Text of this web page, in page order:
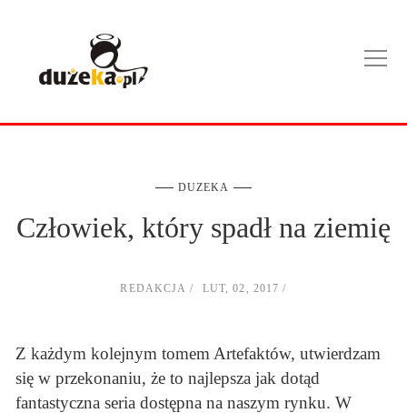
DUZEKA
Człowiek, który spadł na ziemię
REDAKCJA LUT, 02, 2017
Z każdym kolejnym tomem Artefaktów, utwierdzam
się w przekonaniu, że to najlepsza jak dotąd
fantastyczna seria dostępna na naszym rynku. W